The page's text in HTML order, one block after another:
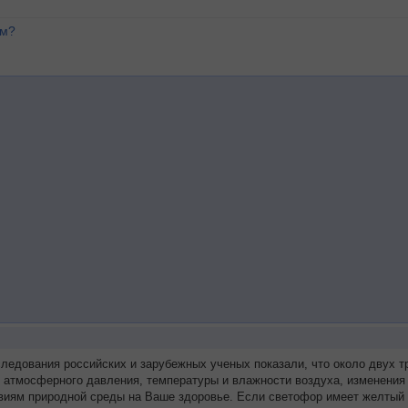
российских и зарубежных ученых показали, что около
давления, температуры и влажности воздуха,
природной среды на Ваше здоровье. Если светофор имеет